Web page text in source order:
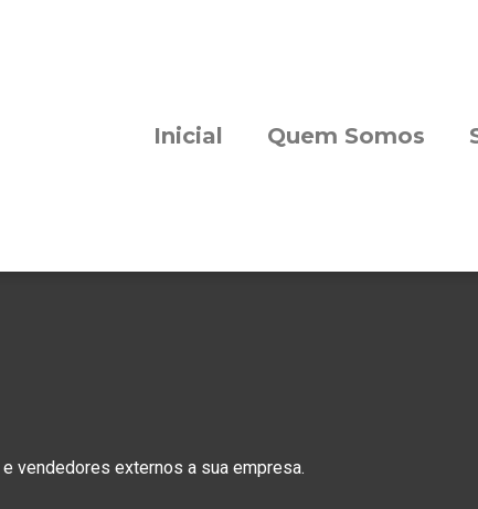
Inicial Quem Somos
vendedores externos a sua empresa.